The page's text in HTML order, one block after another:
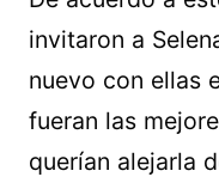
invitaron a
nuevo con ellas
fueran las
querían alejarla